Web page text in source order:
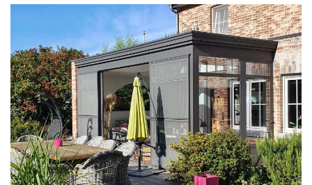
klik voor slideshow